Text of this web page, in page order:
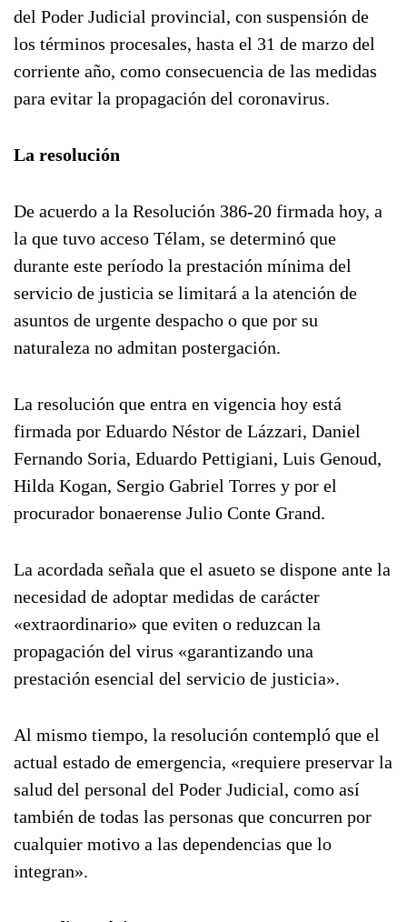
del Poder Judicial provincial, con suspensión de
los términos procesales, hasta el 31 de marzo del
corriente año, como consecuencia de las medidas
para evitar la propagación del coronavirus.
La resolución
De acuerdo a la Resolución 386-20 firmada hoy, a
la que tuvo acceso Télam, se determinó que
durante este período la prestación mínima del
servicio de justicia se limitará a la atención de
asuntos de urgente despacho o que por su
naturaleza no admitan postergación.
La resolución que entra en vigencia hoy está
firmada por Eduardo Néstor de Lázzari, Daniel
Fernando Soria, Eduardo Pettigiani, Luis Genoud,
Hilda Kogan, Sergio Gabriel Torres y por el
procurador bonaerense Julio Conte Grand.
La acordada señala que el asueto se dispone ante la
necesidad de adoptar medidas de carácter
«extraordinario» que eviten o reduzcan la
propagación del virus «garantizando una
prestación esencial del servicio de justicia».
Al mismo tiempo, la resolución contempló que el
actual estado de emergencia, «requiere preservar la
salud del personal del Poder Judicial, como así
también de todas las personas que concurren por
cualquier motivo a las dependencias que lo
integran».